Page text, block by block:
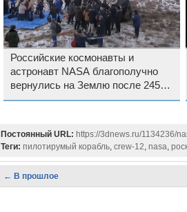
Российские космонавты и
астронавт NASA благополучно
вернулись на Землю после 245
дней вахты на МКС
Постоянный URL: https://3dnews.ru/1134236/
Теги: пилотирумый корабль, crew-12, nasa,
← В прошлое